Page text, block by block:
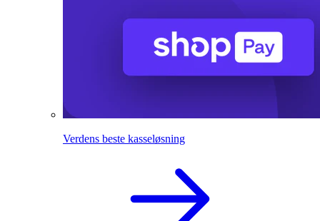
Verdens beste kasseløsning